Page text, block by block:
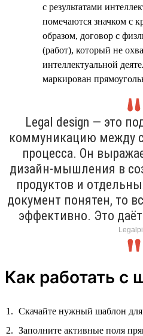
с результатами
помечаются значком с
образом, договор с
(работ), который не
интеллектуальной
маркирован
Legal design — это
коммуникацию между
процесса. Он
дизайн-мышления в
продуктов и
документ понятен, то
эффективно. Это
Как работать с
Скачайте нужный шаблон
Заполните активные поля